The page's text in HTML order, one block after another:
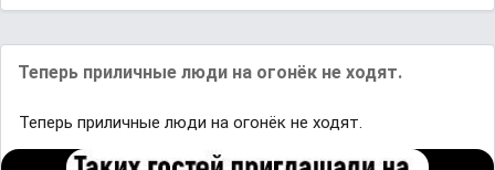
Теперь приличные люди на огонёк не ходят.
Теперь приличные люди на огонёк не ходят.